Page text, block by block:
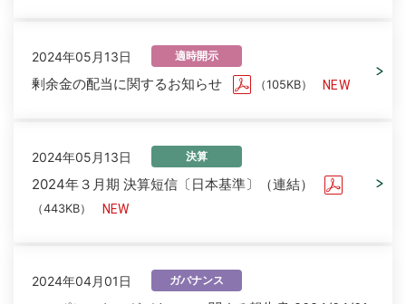
2024年05月13日 適時開示
剰余金の配当に関するお知らせ （105KB）
2024年05月13日 決算
2024年３月期 決算短信〔日本基準〕（連結）
（443KB）
2024年04月01日 ガバナンス